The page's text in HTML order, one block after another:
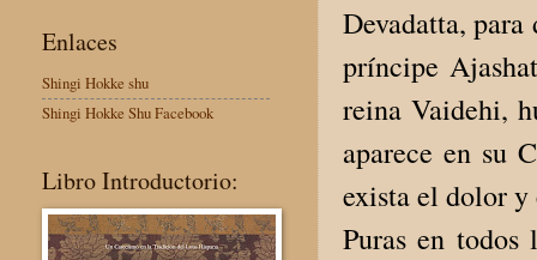
Devadatta,
príncipe
reina Vaidehi,
aparece en su
exista el dolor
Puras en
Enlaces
Shingi Hokke shu
Shingi Hokke Shu Facebook
Libro Introductorio: